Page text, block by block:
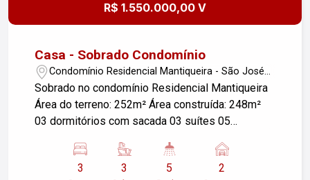
R$ 1.550.000,00 V
Casa - Sobrado Condomínio
Condomínio Residencial Mantiqueira - São José
dos Campos/SP
Sobrado no condomínio Residencial Mantiqueira
Área do terreno: 252m² Área construída: 248m²
03 dormitórios com sacada 03 suítes 05
de garagem Portaria Interfone Pé direito duplo
Área de serviço Depósito Jardim de Inverno
3 3 5 2